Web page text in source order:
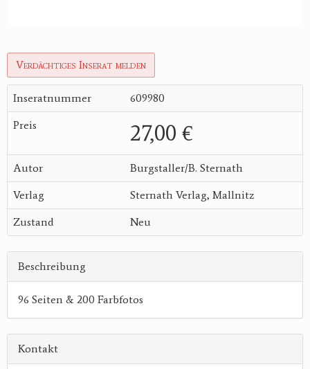
Verdächtiges Inserat melden
Inseratnummer 609980
Preis 27,00 €
Autor Burgstaller/B. Sternath
Verlag Sternath Verlag, Mallnitz
Zustand Neu
Beschreibung
96 Seiten & 200 Farbfotos
Kontakt